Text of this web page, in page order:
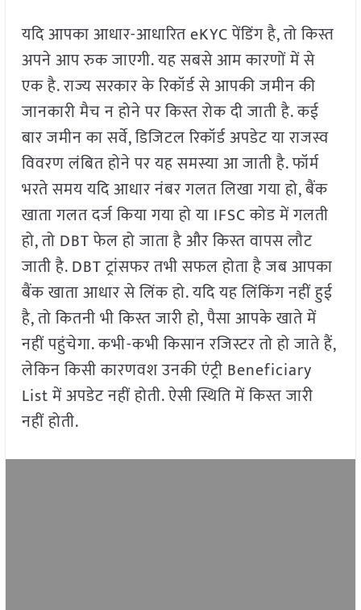
यदि आपका आधार-आधारित eKYC पेंडिंग है, तो किस्त
अपने आप रुक जाएगी. यह सबसे आम कारणों में से
एक है. राज्य सरकार के रिकॉर्ड से आपकी जमीन की
जानकारी मैच न होने पर किस्त रोक दी जाती है. कई
बार जमीन का सर्वे, डिजिटल रिकॉर्ड अपडेट या राजस्व
विवरण लंबित होने पर यह समस्या आ जाती है. फॉर्म
भरते समय यदि आधार नंबर गलत लिखा गया हो, बैंक
खाता गलत दर्ज किया गया हो या IFSC कोड में गलती
हो, तो DBT फेल हो जाता है और किस्त वापस लौट
जाती है. DBT ट्रांसफर तभी सफल होता है जब आपका
बैंक खाता आधार से लिंक हो. यदि यह लिंकिंग नहीं हुई
है, तो कितनी भी किस्त जारी हो, पैसा आपके खाते में
नहीं पहुंचेगा. कभी-कभी किसान रजिस्टर तो हो जाते हैं,
लेकिन किसी कारणवश उनकी एंट्री Beneficiary
List में अपडेट नहीं होती. ऐसी स्थिति में किस्त जारी
नहीं होती.